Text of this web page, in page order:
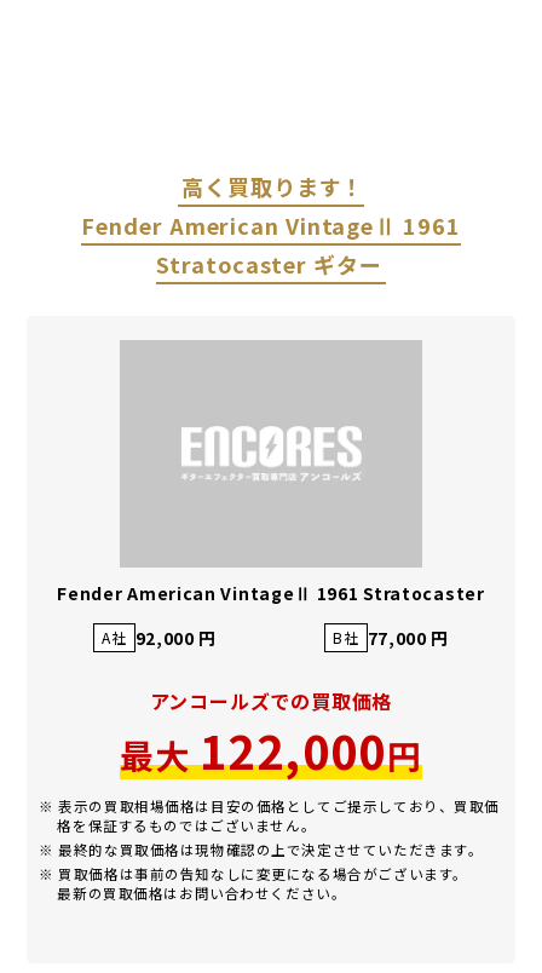
高く買取ります！
Fender American VintageⅡ 1961
Stratocaster ギター
Fender American VintageⅡ 1961 Stratocaster
A社 92,000 円 B社 77,000 円
アンコールズでの買取価格
最大122,000円
※ 表示の買取相場価格は目安の価格としてご提示しており、買取価
格を保証するものではございません。
※ 最終的な買取価格は現物確認の上で決定させていただきます。
※ 買取価格は事前の告知なしに変更になる場合がございます。
最新の買取価格はお問い合わせください。